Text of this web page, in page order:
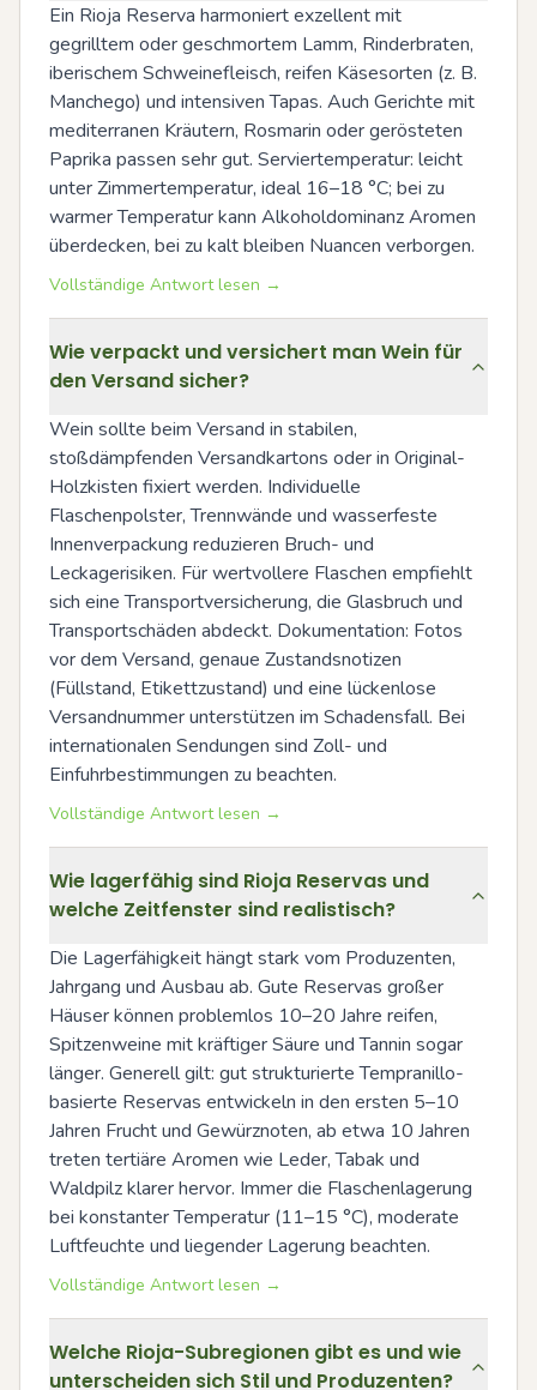
Ein Rioja Reserva harmoniert exzellent mit
gegrilltem oder geschmortem Lamm, Rinderbraten,
iberischem Schweinefleisch, reifen Käsesorten (z. B.
Manchego) und intensiven Tapas. Auch Gerichte mit
mediterranen Kräutern, Rosmarin oder gerösteten
Paprika passen sehr gut. Serviertemperatur: leicht
unter Zimmertemperatur, ideal 16–18 °C; bei zu
warmer Temperatur kann Alkoholdominanz Aromen
überdecken, bei zu kalt bleiben Nuancen verborgen.
Vollständige Antwort lesen →
Wie verpackt und versichert man Wein für
den Versand sicher?
Wein sollte beim Versand in stabilen,
stoßdämpfenden Versandkartons oder in Original-
Holzkisten fixiert werden. Individuelle
Flaschenpolster, Trennwände und wasserfeste
Innenverpackung reduzieren Bruch- und
Leckagerisiken. Für wertvollere Flaschen empfiehlt
sich eine Transportversicherung, die Glasbruch und
Transportschäden abdeckt. Dokumentation: Fotos
vor dem Versand, genaue Zustandsnotizen
(Füllstand, Etikettzustand) und eine lückenlose
Versandnummer unterstützen im Schadensfall. Bei
internationalen Sendungen sind Zoll- und
Einfuhrbestimmungen zu beachten.
Vollständige Antwort lesen →
Wie lagerfähig sind Rioja Reservas und
welche Zeitfenster sind realistisch?
Die Lagerfähigkeit hängt stark vom Produzenten,
Jahrgang und Ausbau ab. Gute Reservas großer
Häuser können problemlos 10–20 Jahre reifen,
Spitzenweine mit kräftiger Säure und Tannin sogar
länger. Generell gilt: gut strukturierte Tempranillo-
basierte Reservas entwickeln in den ersten 5–10
Jahren Frucht und Gewürznoten, ab etwa 10 Jahren
treten tertiäre Aromen wie Leder, Tabak und
Waldpilz klarer hervor. Immer die Flaschenlagerung
bei konstanter Temperatur (11–15 °C), moderate
Luftfeuchte und liegender Lagerung beachten.
Vollständige Antwort lesen →
Welche Rioja-Subregionen gibt es und wie
unterscheiden sich Stil und Produzenten?